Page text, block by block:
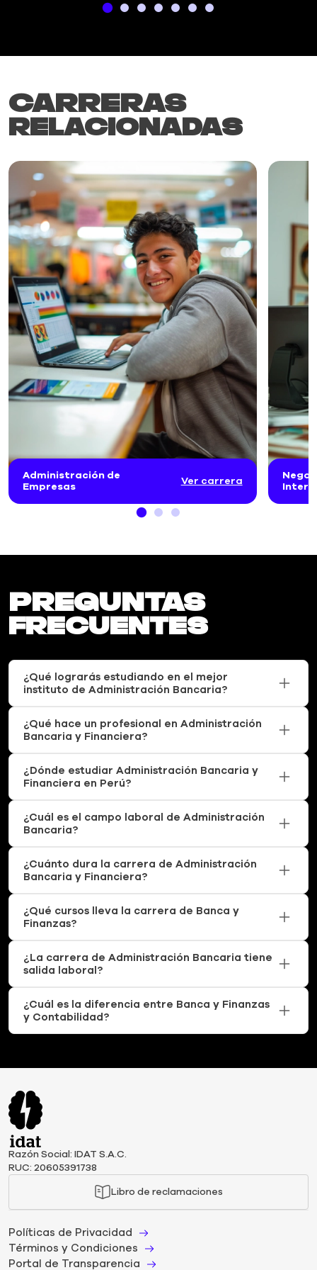
Carreras
Relacionadas
Administración de
Empresas
Ver carrera
Preguntas
frecuentes
¿Qué lograrás estudiando en el mejor
instituto de Administración Bancaria?
¿Qué hace un profesional en Administración
Bancaria y Financiera?
¿Dónde estudiar Administración Bancaria y
Financiera en Perú?
¿Cuál es el campo laboral de Administración
Bancaria?
¿Cuánto dura la carrera de Administración
Bancaria y Financiera?
¿Qué cursos lleva la carrera de Banca y
Finanzas?
¿La carrera de Administración Bancaria tiene
salida laboral?
¿Cuál es la diferencia entre Banca y Finanzas
y Contabilidad?
Razón Social: IDAT S.A.C.
RUC: 20605391738
Libro de reclamaciones
Políticas de Privacidad
Términos y Condiciones
Portal de Transparencia